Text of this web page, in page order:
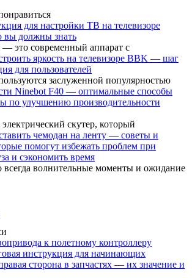
для настройки ТВ на телевизоре
вы должны знать
— это современный аппарат с
яркость на телевизоре BBK — шаг
для пользователей
заслуженной популярностью
Ninebot F40 — оптимальные способы
по улучшению производительности
скутер, который
чемодан на ленту — советы и
помогут избежать проблем при
и сэкономить время
всегда волнительные моменты и ожидание
к полетному контроллеру
инструкция для начинающих
сторона в запчастях — их значение и